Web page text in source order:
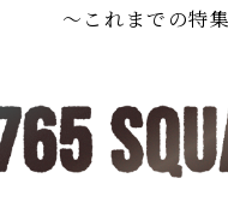
〜これまでの特